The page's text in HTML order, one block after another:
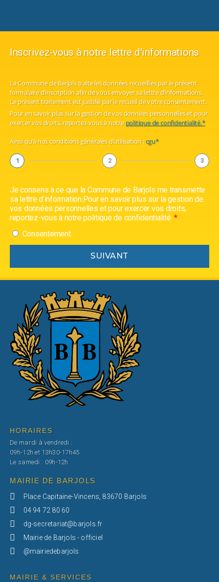
Inscrivez-vous à notre lettre d'informations
La Commune de Barjols traite les données recueillies par le présent
formulaire d’inscription afin de vous envoyer sa lettre d’informations.
Le présent traitement est justifié par le recueil de votre consentement.
Pour en savoir plus sur la gestion de vos données personnelles et pour
exercer vos droits, reportez-vous à notrepolitique de confidentialité.*
Ainsi qu’à nos conditions générales d’utilisation :cgu*
1 2 3
Je consens à ce que la Commune de Barjols me transmette
sa lettre d’information.Pour en savoir plus sur la gestion de
vos données personnelles et pour exercer vos droits,
reportez-vous à notre politique de confidentialité
Consentement
SUIVANT
HORAIRES
De mardi à vendredi :
09h-12h et 13h30-17h45
Le samedi : 09h-12h
MAIRIE DE BARJOLS
Place Capitaine-Vincens, 83670 Barjols
04 94 72 80 60
dg-secretariat@barjols.fr
Mairie de Barjols - officiel
@mairiedebarjols
MAIRIE & SERVICES